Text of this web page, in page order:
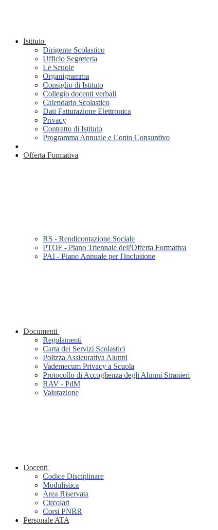
Istituto
Dirigente Scolastico
Ufficio Segreteria
Le Scuole
Organigramma
Consiglio di Istituto
Collegio docenti verbali
Calendario Scolastico
Dati Fatturazione Elettronica
Privacy
Contratto di Istituto
Programma Annuale e Conto Consuntivo
Offerta Formativa
RS - Rendicontazione Sociale
PTOF - Piano Triennale dell'Offerta Formativa
PAI - Piano Annuale per l'Inclusione
Documenti
Regolamenti
Carta dei Servizi Scolastici
Polizza Assicurativa Alunni
Vademecum Privacy a Scuola
Protocollo di Accoglienza degli Alunni Stranieri
RAV - PdM
Valutazione
Docenti
Codice Disciplinare
Modulistica
Area Riservata
Circolari
Corsi PNRR
Personale ATA